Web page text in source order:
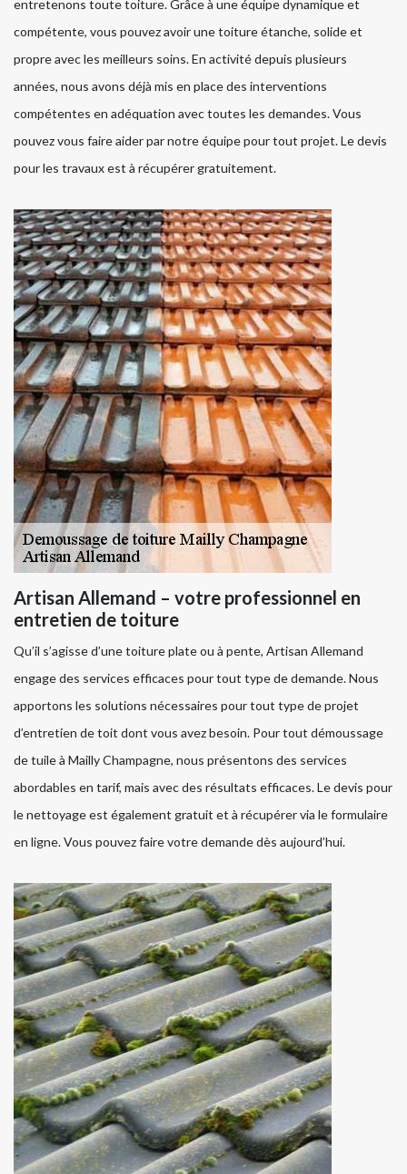
entretenons toute toiture. Grâce à une équipe dynamique et
compétente, vous pouvez avoir une toiture étanche, solide et
propre avec les meilleurs soins. En activité depuis plusieurs
années, nous avons déjà mis en place des interventions
compétentes en adéquation avec toutes les demandes. Vous
pouvez vous faire aider par notre équipe pour tout projet. Le devis
pour les travaux est à récupérer gratuitement.
Artisan Allemand – votre professionnel en
entretien de toiture
Qu’il s’agisse d’une toiture plate ou à pente, Artisan Allemand
engage des services efficaces pour tout type de demande. Nous
apportons les solutions nécessaires pour tout type de projet
d’entretien de toit dont vous avez besoin. Pour tout démoussage
de tuile à Mailly Champagne, nous présentons des services
abordables en tarif, mais avec des résultats efficaces. Le devis pour
le nettoyage est également gratuit et à récupérer via le formulaire
en ligne. Vous pouvez faire votre demande dès aujourd’hui.